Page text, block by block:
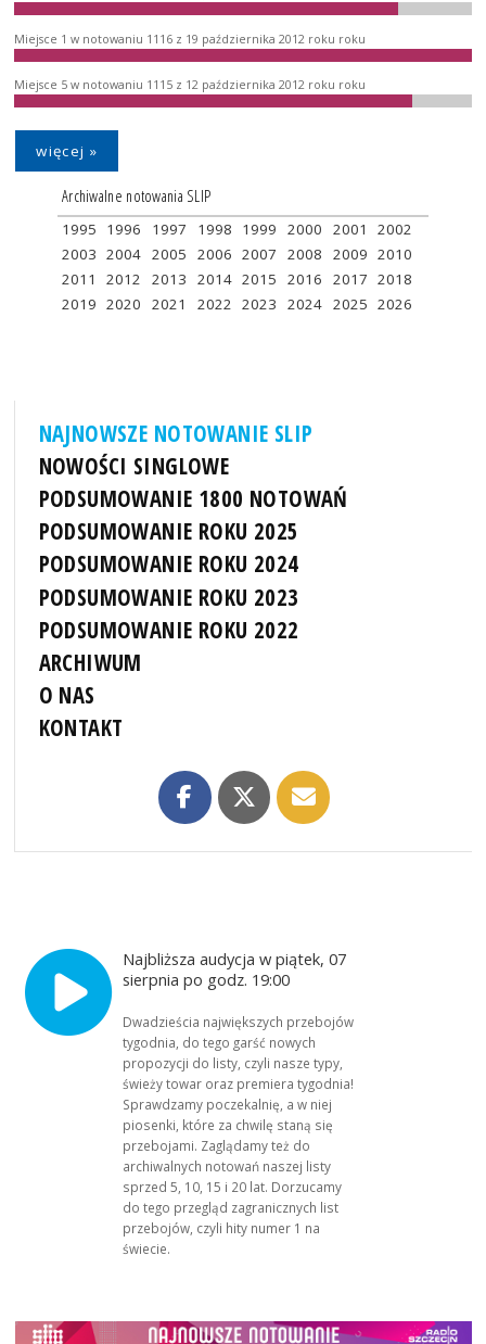
Miejsce 1 w notowaniu 1116 z 19 października 2012 roku roku
Miejsce 5 w notowaniu 1115 z 12 października 2012 roku roku
więcej »
Archiwalne notowania SLIP
1995 1996 1997 1998 1999 2000 2001
2002
2003 2004 2005 2006 2007 2008 2009 2010
2011
2012 2013 2014 2015 2016 2017 2018
2019 2020 2021 2022 2023 2024 2025 2026
NAJNOWSZE NOTOWANIE SLIP
NOWOŚCI SINGLOWE
PODSUMOWANIE 1800 NOTOWAŃ
PODSUMOWANIE ROKU 2025
PODSUMOWANIE ROKU 2024
PODSUMOWANIE ROKU 2023
PODSUMOWANIE ROKU 2022
ARCHIWUM
O NAS
KONTAKT
Najbliższa audycja w piątek, 07
sierpnia po godz. 19:00
Dwadzieścia największych przebojów
tygodnia, do tego garść nowych
propozycji do listy, czyli nasze typy,
świeży towar oraz premiera tygodnia!
Sprawdzamy poczekalnię, a w niej
piosenki, które za chwilę staną się
przebojami. Zaglądamy też do
archiwalnych notowań naszej listy
sprzed 5, 10, 15 i 20 lat. Dorzucamy
do tego przegląd zagranicznych list
przebojów, czyli hity numer 1 na
świecie.